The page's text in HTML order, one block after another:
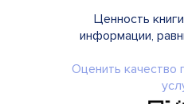
Ценность
информации,
Оценить качество